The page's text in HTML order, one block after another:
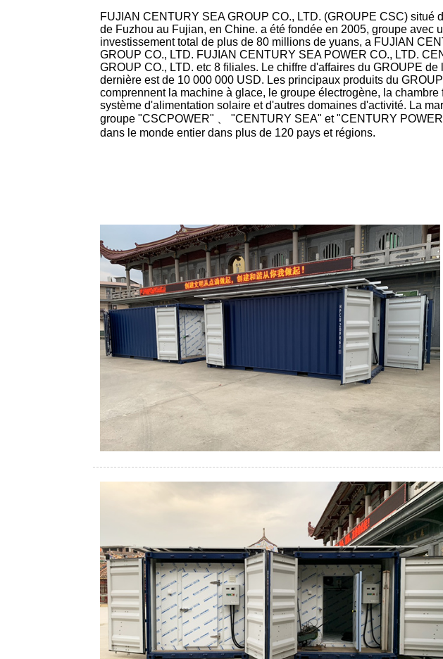
FUJIAN CENTURY SEA GROUP CO., LTD. (GROUPE CSC) situé
de Fuzhou au Fujian, en Chine. a été fondée en 2005, groupe avec
investissement total de plus de 80 millions de yuans, a FUJIAN
GROUP CO., LTD. FUJIAN CENTURY SEA POWER CO., LTD.
GROUP CO., LTD. etc 8 filiales. Le chiffre d'affaires du GROUPE de
dernière est de 10 000 000 USD. Les principaux produits du
comprennent la machine à glace, le groupe électrogène, la chambre
système d'alimentation solaire et d'autres domaines d'activité. La
groupe "CSCPOWER" 、 "CENTURY SEA" et "CENTURY
dans le monde entier dans plus de 120 pays et régions.